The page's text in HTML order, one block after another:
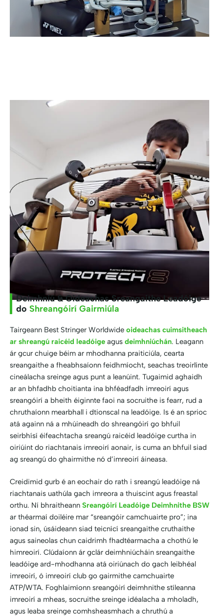
Deimhniú & Oideachas Sreangaithe Leadóige
do Shreangóirí Gairmiúla
Tairgeann Best Stringer Worldwide oideachas cuimsitheach
ar shreangú raicéid leadóige agus deimhniúchán. Leagann
ár gcur chuige béim ar mhodhanna praiticiúla, cearta
sreangaithe a fheabhsaíonn feidhmíocht, seachas treoirlínte
cineálacha sreinge agus punt a leanúint. Tugaimid aghaidh
ar an bhfadhb choitianta ina bhféadfadh imreoirí agus
sreangóirí a bheith éiginnte faoi na socruithe is fearr, rud a
chruthaíonn mearbhall i dtionscal na leadóige. Is é an sprioc
atá againn ná a mhúineadh do shreangóirí go bhfuil
seirbhísí éifeachtacha sreangú raicéid leadóige curtha in
oiriúint do riachtanais imreoirí aonair, is cuma an bhfuil siad
ag sreangú do ghairmithe nó d’imreoirí áineasa.
Creidimid gurb é an eochair do rath i sreangú leadóige ná
riachtanais uathúla gach imreora a thuiscint agus freastal
orthu. Ní bhraitheann Sreangóirí Leadóige Deimhnithe BSW
ar théarmaí doiléire mar “sreangóir camchuairte pro”; ina
ionad sin, úsáideann siad teicnící sreangaithe cruthaithe
agus saineolas chun caidrimh fhadtéarmacha a chothú le
himreoirí. Clúdaíonn ár gclár deimhniúcháin sreangaithe
leadóige ard-mhodhanna atá oiriúnach do gach leibhéal
imreoirí, ó imreoirí club go gairmithe camchuairte
ATP/WTA. Foghlaimíonn sreangóirí deimhnithe stíleanna
imreoirí a mheas, socruithe sreinge idéalacha a mholadh,
agus leaba sreinge comhsheasmhach a chruthú a